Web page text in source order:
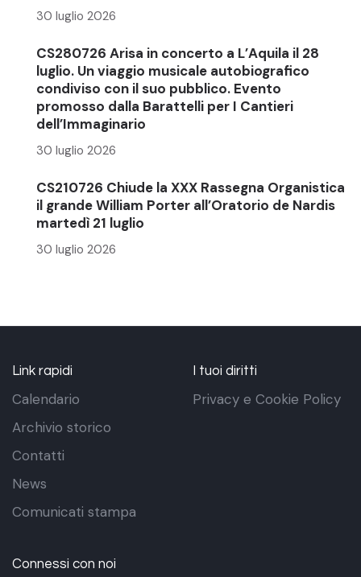
30 luglio 2026
CS280726 Arisa in concerto a L’Aquila il 28
luglio. Un viaggio musicale autobiografico
condiviso con il suo pubblico. Evento
promosso dalla Barattelli per I Cantieri
dell’Immaginario
30 luglio 2026
CS210726 Chiude la XXX Rassegna Organistica
il grande William Porter all’Oratorio de Nardis
martedì 21 luglio
30 luglio 2026
Link rapidi
Calendario
Archivio storico
Contatti
News
Comunicati stampa
I tuoi diritti
Privacy e Cookie Policy
Connessi con noi